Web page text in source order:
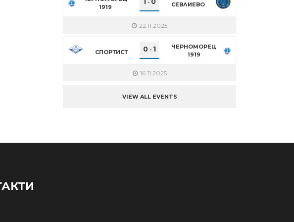
1919
- СЕВЛИЕВО
22.11.2025
СПОРТИСТ 0 - 1
ЧЕРНОМОРЕЦ
1919
16.11.2025
VIEW ALL EVENTS